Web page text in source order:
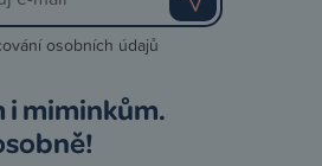
osobních údajů
i miminkům.